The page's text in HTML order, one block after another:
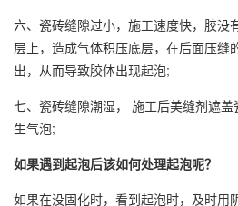
六、瓷砖缝隙过小，施工速度快，胶没
层上，造成气体积压底层，在后面压缝
出，从而导致胶体出现起泡;
七、瓷砖缝隙潮湿， 施工后美缝剂遮
生气泡;
如果遇到起泡后该如何处理起泡呢？
如果在没固化时，看到起泡时，及时用